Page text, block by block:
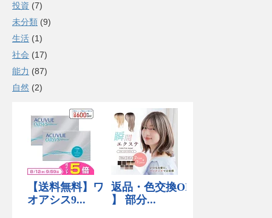
投資 (7)
未分類 (9)
生活 (1)
社会 (17)
能力 (87)
自然 (2)